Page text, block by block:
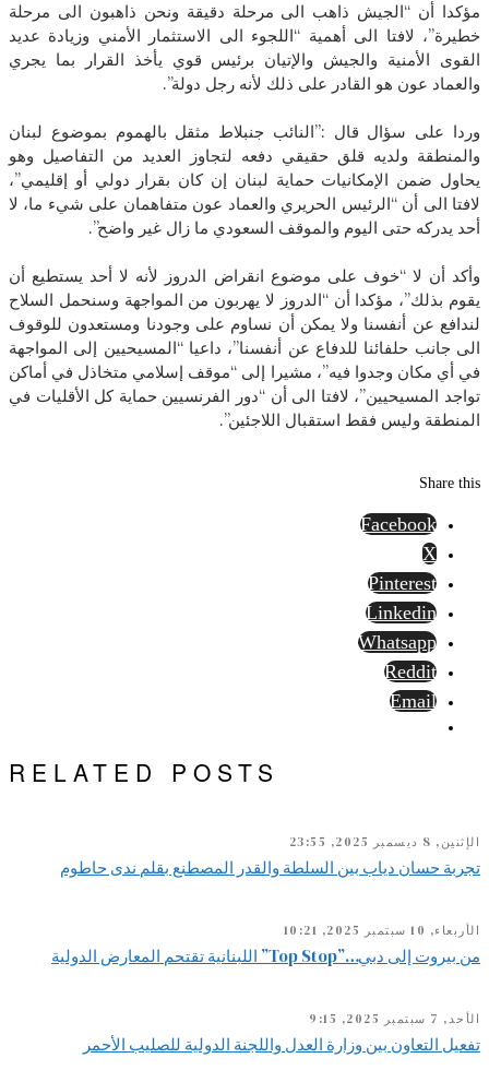
مؤكدا أن “الجيش ذاهب الى مرحلة دقيقة ونحن ذاهبون الى مرحلة
خطيرة”، لافتا الى أهمية “اللجوء الى الاستثمار الأمني وزيادة عديد
القوى الأمنية والجيش والإتيان برئيس قوي يأخذ القرار بما يجري
والعماد عون هو القادر على ذلك لأنه رجل دولة”.
وردا على سؤال قال :”النائب جنبلاط مثقل بالهموم بموضوع لبنان
والمنطقة ولديه قلق حقيقي دفعه لتجاوز العديد من التفاصيل وهو
يحاول ضمن الإمكانيات حماية لبنان إن كان بقرار دولي أو إقليمي”،
لافتا الى أن “الرئيس الحريري والعماد عون متفاهمان على شيء ما، لا
أحد يدركه حتى اليوم والموقف السعودي ما زال غير واضح”.
وأكد أن لا “خوف على موضوع انقراض الدروز لأنه لا أحد يستطيع أن
يقوم بذلك”، مؤكدا أن “الدروز لا يهربون من المواجهة وسنحمل السلاح
لندافع عن أنفسنا ولا يمكن أن نساوم على وجودنا ومستعدون للوقوف
الى جانب حلفائنا للدفاع عن أنفسنا”، داعيا “المسيحيين إلى المواجهة
في أي مكان وجدوا فيه”، مشيرا إلى “موقف إسلامي متخاذل في أماكن
تواجد المسيحيين”، لافتا الى أن “دور الفرنسيين حماية كل الأقليات في
المنطقة وليس فقط استقبال اللاجئين”.
Share this
Facebook
X
Pinterest
Linkedin
Whatsapp
Reddit
Email
RELATED POSTS
الإثنين, 8 ديسمبر 2025, 23:55
تجربة حسان دياب بين السلطة والقدر المصطنع بقلم ندى حاطوم
الأربعاء, 10 سبتمبر 2025, 10:21
من بيروت إلى دبي…”Top Stop” اللبنانية تقتحم المعارض الدولية
الأحد, 7 سبتمبر 2025, 9:15
تفعيل التعاون بين وزارة العدل واللجنة الدولية للصليب الأحمر